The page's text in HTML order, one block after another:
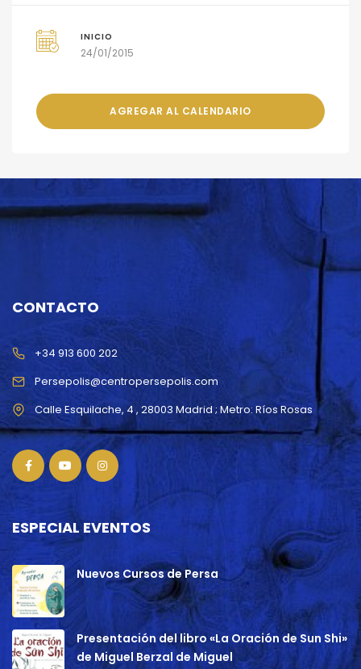
INICIO
24/01/2015
AGREGAR AL CALENDARIO
CONTACTO
Persepolis@centropersepolis.com
+34 913 600 202
ESPECIAL EVENTOS
Nuevos Cursos de Persa
Presentación del libro «La Oración de Sun Shi»
de Miguel Berzal de Miguel